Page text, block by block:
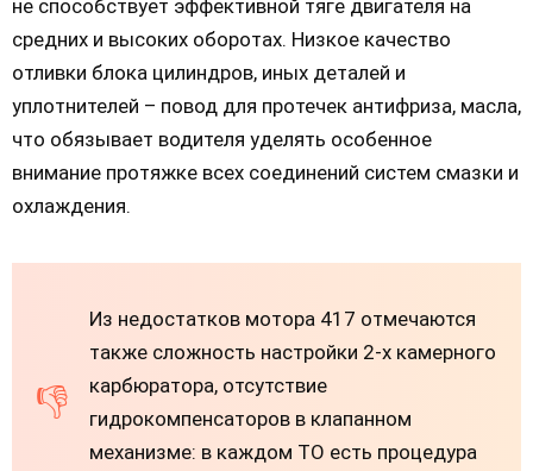
не способствует эффективной тяге двигателя на
средних и высоких оборотах. Низкое качество
отливки блока цилиндров, иных деталей и
уплотнителей – повод для протечек антифриза, масла,
что обязывает водителя уделять особенное
внимание протяжке всех соединений систем смазки и
охлаждения.
Из недостатков мотора 417 отмечаются
также сложность настройки 2-х камерного
карбюратора, отсутствие
гидрокомпенсаторов в клапанном
механизме: в каждом ТО есть процедура